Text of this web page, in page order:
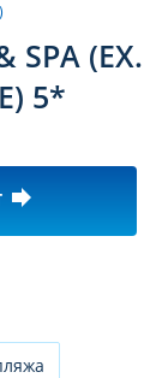
SPA (EX.
5*
forward